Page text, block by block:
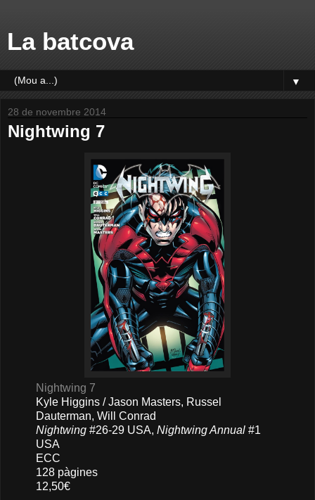
La batcova
▼
28 de novembre 2014
Nightwing 7
Nightwing 7
Kyle Higgins / Jason Masters, Russel
Dauterman, Will Conrad
Nightwing #26-29 USA, Nightwing Annual #1
USA
ECC
128 pàgines
12,50€